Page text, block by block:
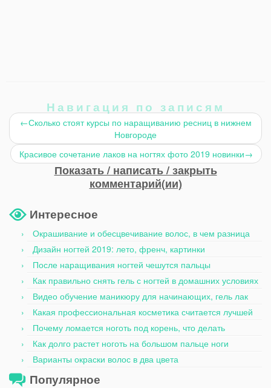
Навигация по записям
←Сколько стоят курсы по наращиванию ресниц в нижнем
Новгороде
Красивое сочетание лаков на ногтях фото 2019 новинки→
Показать / написать / закрыть
комментарий(ии)
Интересное
Окрашивание и обесцвечивание волос, в чем разница
Дизайн ногтей 2019: лето, френч, картинки
После наращивания ногтей чешутся пальцы
Как правильно снять гель с ногтей в домашних условиях
Видео обучение маникюру для начинающих, гель лак
Какая профессиональная косметика считается лучшей
Почему ломается ноготь под корень, что делать
Как долго растет ноготь на большом пальце ноги
Варианты окраски волос в два цвета
Популярное